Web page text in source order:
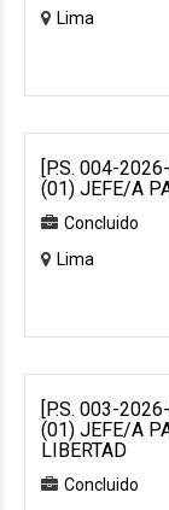
Lima
[P.S. 004-
(01) JEFE/A
Concluido
Lima
[P.S. 003-
(01) JEFE/A
LIBERTAD
Concluido